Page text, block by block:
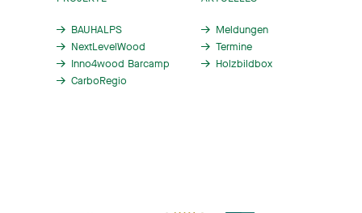
BAUHALPS
NextLevelWood
Inno4wood Barcamp
CarboRegio
Meldungen
Termine
Holzbildbox